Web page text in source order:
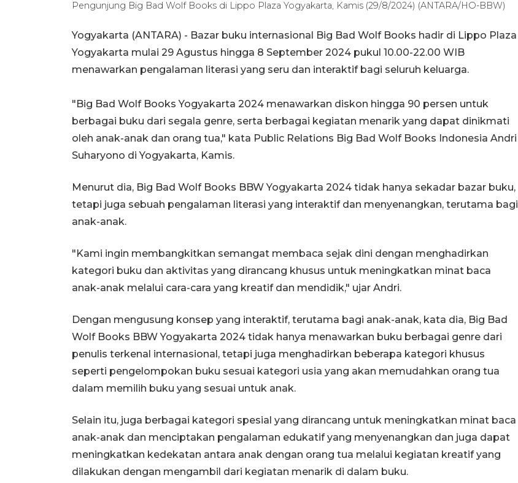
Pengunjung Big Bad Wolf Books di Lippo Plaza Yogyakarta, Kamis (29/8/2024) (ANTARA/HO-BBW)
Yogyakarta (ANTARA) - Bazar buku internasional Big Bad Wolf Books hadir di Lippo Plaza
Yogyakarta mulai 29 Agustus hingga 8 September 2024 pukul 10.00-22.00 WIB
menawarkan pengalaman literasi yang seru dan interaktif bagi seluruh keluarga.
"Big Bad Wolf Books Yogyakarta 2024 menawarkan diskon hingga 90 persen untuk
berbagai buku dari segala genre, serta berbagai kegiatan menarik yang dapat dinikmati
oleh anak-anak dan orang tua," kata Public Relations Big Bad Wolf Books Indonesia Andri
Suharyono di Yogyakarta, Kamis.
Menurut dia, Big Bad Wolf Books BBW Yogyakarta 2024 tidak hanya sekadar bazar buku,
tetapi juga sebuah pengalaman literasi yang interaktif dan menyenangkan, terutama bagi
anak-anak.
"Kami ingin membangkitkan semangat membaca sejak dini dengan menghadirkan
kategori buku dan aktivitas yang dirancang khusus untuk meningkatkan minat baca
anak-anak melalui cara-cara yang kreatif dan mendidik," ujar Andri.
Dengan mengusung konsep yang interaktif, terutama bagi anak-anak, kata dia, Big Bad
Wolf Books BBW Yogyakarta 2024 tidak hanya menawarkan buku berbagai genre dari
penulis terkenal internasional, tetapi juga menghadirkan beberapa kategori khusus
seperti pengelompokan buku sesuai kategori usia yang akan memudahkan orang tua
dalam memilih buku yang sesuai untuk anak.
Selain itu, juga berbagai kategori spesial yang dirancang untuk meningkatkan minat baca
anak-anak dan menciptakan pengalaman edukatif yang menyenangkan dan juga dapat
meningkatkan kedekatan antara anak dengan orang tua melalui kegiatan kreatif yang
dilakukan dengan mengambil dari kegiatan menarik di dalam buku.